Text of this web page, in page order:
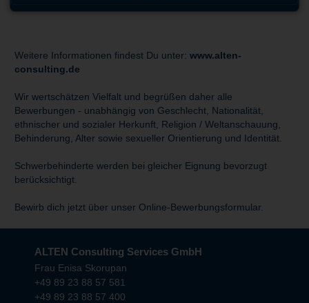
Weitere Informationen findest Du unter: www.alten-
consulting.de
Wir wertschätzen Vielfalt und begrüßen daher alle
Bewerbungen - unabhängig von Geschlecht, Nationalität,
ethnischer und sozialer Herkunft, Religion / Weltanschauung,
Behinderung, Alter sowie sexueller Orientierung und Identität.
Schwerbehinderte werden bei gleicher Eignung bevorzugt
berücksichtigt.
Bewirb dich jetzt über unser Online-Bewerbungsformular.
ALTEN Consulting Services GmbH
Frau Enisa Skorupan
+49 89 23 88 57 581
+49 89 23 88 57 400